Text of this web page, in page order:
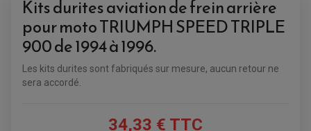
ACCESSOIRES QUAD
ACCESSOIRES ANODISES POUR QUAD
BOUCHON DE RÉSERVOIR QUAD
GUIDON QUAD
KIT DÉCO QUAD / SSV
PONTETS / REHAUSSES DE GUIDON
Kits durites aviation de frein arrière
pour moto TRIUMPH SPEED TRIPLE
900 de 1994 à 1996.
Les kits durites sont fabriqués sur mesure, aucun retour ne
sera accordé.
34,33 € TTC